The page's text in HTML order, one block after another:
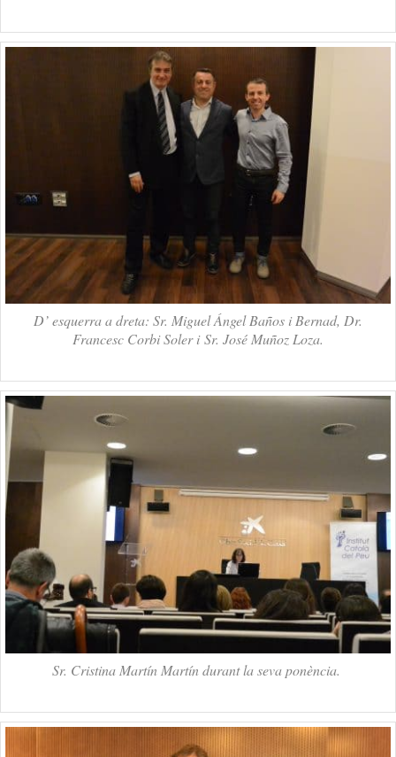
D’ esquerra a dreta: Sr. Miguel Ángel Baños i Bernad, Dr.
Francesc Corbi Soler i Sr. José Muñoz Loza.
Sr. Cristina Martín Martín durant la seva ponència.